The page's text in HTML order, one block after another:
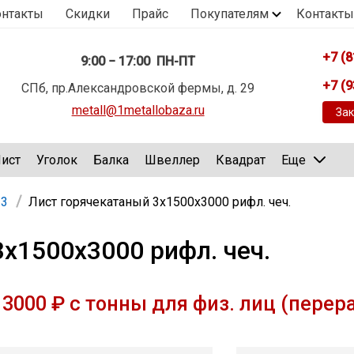
Скидки Прайс Покупателям Контакты
9:00 − 17:00 ПН-ПТ
СПб, пр.Александровской фермы, д. 29
metall@1metallobaza.ru
+7
+7
Уголок Балка Швеллер Квадрат Еще
Лист горячекатаный 3х1500х3000 рифл. чеч.
рифл. чеч.
₽ с тонны для физ. лиц